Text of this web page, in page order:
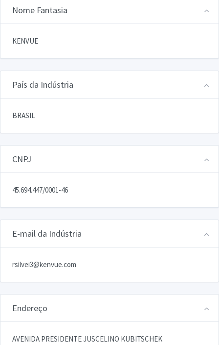
Nome Fantasia
KENVUE
País da Indústria
BRASIL
CNPJ
45.694.447/0001-46
E-mail da Indústria
rsilvei3@kenvue.com
Endereço
AVENIDA PRESIDENTE JUSCELINO KUBITSCHEK